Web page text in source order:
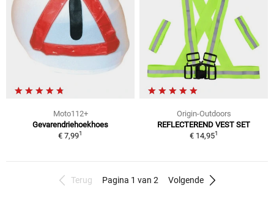
Moto112+
Gevarendriehoekhoes
€ 7,991
Origin-Outdoors
REFLECTEREND VEST SET
€ 14,951
Terug Pagina 1 van 2 Volgende